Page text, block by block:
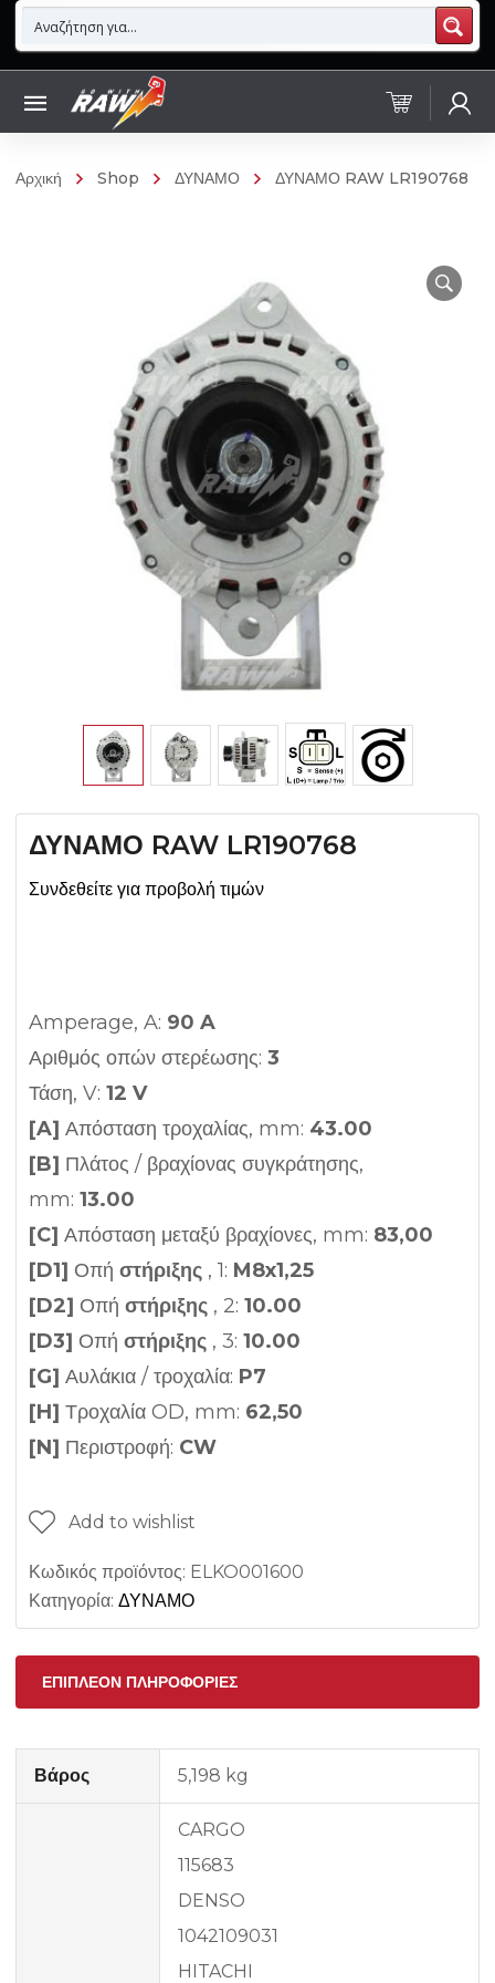
Αρχική Shop ΔΥΝΑΜΟ ΔΥΝΑΜΟ RAW LR190768
ΔΥΝΑΜΟ RAW LR190768
Συνδεθείτε για προβολή τιμών
Amperage, A: 90 A
Αριθμός οπών στερέωσης: 3
Τάση, V: 12 V
[A] Απόσταση τροχαλίας, mm: 43.00
[B] Πλάτος / βραχίονας συγκράτησης,
mm: 13.00
[C] Απόσταση μεταξύ βραχίονες, mm: 83,00
[D1] Οπή στήριξης , 1: M8x1,25
[D2] Οπή στήριξης , 2: 10.00
[D3] Οπή στήριξης , 3: 10.00
[G] Αυλάκια / τροχαλία: P7
[H] Τροχαλία OD, mm: 62,50
[N] Περιστροφή: CW
Add to wishlist
Κωδικός προϊόντος: ELKO001600
Κατηγορία: ΔΥΝΑΜΟ
ΕΠΙΠΛΈΟΝ ΠΛΗΡΟΦΟΡΊΕΣ
Βάρος 5,198 kg
CARGO
115683
DENSO
1042109031
HITACHI